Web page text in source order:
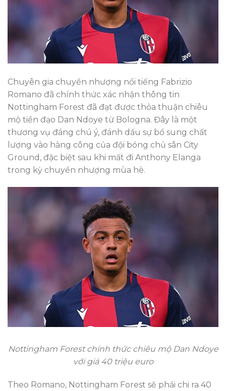
Chuyên gia chuyển nhượng nổi tiếng Fabrizio
Romano đã chính thức xác nhận thông tin
Nottingham Forest đã đạt được thỏa thuận chiêu
mộ tiền đạo Dan Ndoye từ Bologna. Đây là một
thương vụ đáng chú ý, đánh dấu sự bổ sung chất
lượng vào hàng công của đội bóng chủ sân City
Ground, đặc biệt sau khi mất đi Anthony Elanga
trong kỳ chuyển nhượng mùa hè.
Nottingham Forest chính thức chiêu mộ Dan Ndoye
với giá 40 triệu euro
Theo Romano, Nottingham Forest sẽ phải chi ra 40